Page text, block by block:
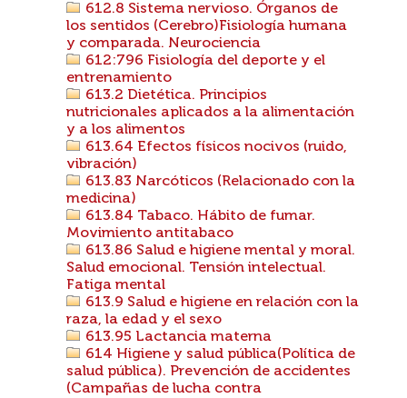
612.8 Sistema nervioso. Órganos de
los sentidos (Cerebro)Fisiología humana
y comparada. Neurociencia
612:796 Fisiología del deporte y el
entrenamiento
613.2 Dietética. Principios
nutricionales aplicados a la alimentación
y a los alimentos
613.64 Efectos físicos nocivos (ruido,
vibración)
613.83 Narcóticos (Relacionado con la
medicina)
613.84 Tabaco. Hábito de fumar.
Movimiento antitabaco
613.86 Salud e higiene mental y moral.
Salud emocional. Tensión intelectual.
Fatiga mental
613.9 Salud e higiene en relación con la
raza, la edad y el sexo
613.95 Lactancia materna
614 Higiene y salud pública(Política de
salud pública). Prevención de accidentes
(Campañas de lucha contra